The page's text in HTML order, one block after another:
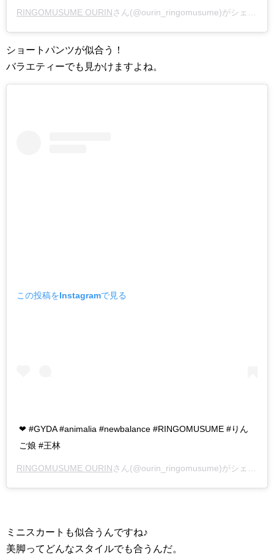
RINGOMUSUME OURINさん(@ourin_ringomusume)がシェアした投稿 –
ショートパンツが似合う！
バラエティーでも見かけますよね。
この投稿をInstagramで見る
❤︎ #GYDA #animalia #newbalance #RINGOMUSUME #りん
ご娘 #王林
RINGOMUSUME OURINさん(@ourin_ringomusume)がシェアした投稿 –
ミニスカートも似合うんですね♪
美脚ってどんなスタイルでも合うんだ。